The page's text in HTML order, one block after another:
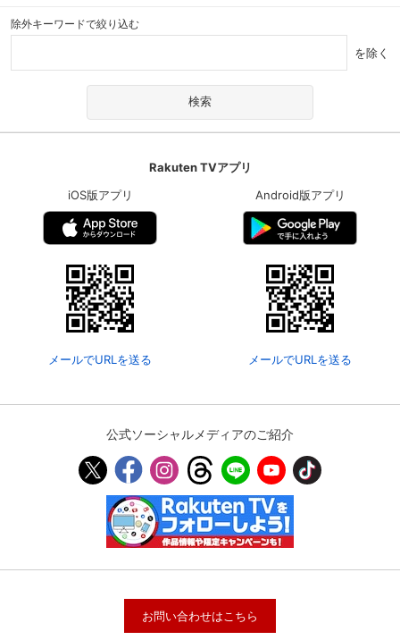
除外キーワードで絞り込む
を除く
Rakuten TVアプリ
iOS版アプリ
メールでURLを送る
Android版アプリ
メールでURLを送る
公式ソーシャルメディアのご紹介
お問い合わせはこちら